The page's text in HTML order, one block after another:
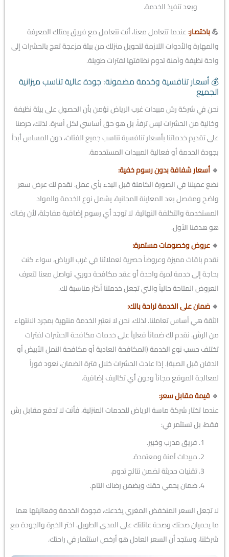
وبعد تنفيذ الخدمة.
💪باختصار:عندما تتعامل معنا، أنت تتعامل مع فريق يمتلك المعرفة
والمهارة والأدوات اللازمة لتحويل منزلك من بيئة مزعجة تعج بالحشرات إلى
واحة نظيفة وآمنة تدوم نظافتها لفترات طويلة.
💰 أسعار تنافسية وخدمة مضمونة: جودة عالية تناسب ميزانية
الجميع
نحن في شركة رش مبيدات غرب الرياض نؤمن بأن الحصول على بيئة نظيفة
وخالية من الحشرات ليس ترفاً، بل هو حق أساسي لكل أسرة. لذلك، حرصنا
على تقديم خدماتنا بأسعار تنافسية تناسب جميع الفئات، دون المساس أبداً
بجودة الخدمة أو فعالية المبيدات المستخدمة.
🔹أسعار شفافة بدون رسوم خفية:
نضع عميلنا في الصورة الكاملة قبل البدء بأي عمل. نقدم لك عرض سعر
واضح ومفصل بعد المعاينة المجانية، يشمل نوع الخدمة والمواد
المستخدمة والتكلفة النهائية. لا توجد أي رسوم إضافية مفاجئة، لأن رضاك
هو هدفنا الأول.
🔹عروض وخصومات مستمرة:
نقدم باقات مميزة وعروضاً حصرية لعملائنا في غرب الرياض، سواء كنت
بحاجة إلى خدمة لمرة واحدة أو عقد مكافحة دوري. تواصل معنا لتعرف
العروض المتاحة حالياً والتي تجعل خدمتنا أكثر مناسبة لك.
🔹ضمان على الخدمة لراحة بالك:
الثقة هي أساس تعاملنا. لذلك، نحن لا نعتبر الخدمة منتهية بمجرد الانتهاء
من الرش. نقدم لك ضماناً فعلياً على خدمات مكافحة الحشرات لفترات
تختلف حسب نوع الخدمة (المكافحة العادية أو مكافحة النمل الأبيض أو
الدفان قبل الصبة). إذا عادت الحشرات خلال فترة الضمان، نعود فوراً
لمعالجة الموقع مجاناً ودون أي تكاليف إضافية.
🔹 قيمة مقابل سعر:
عندما تختار شركة ماسة الرياض للخدمات المنزلية، فأنت لا تدفع مقابل رش
فقط، بل تستثمر في:
فريق مدرب وخبير.
مبيدات آمنة ومعتمدة.
تقنيات حديثة تضمن نتائج تدوم.
ضمان يحمي حقك ويضمن رضاك التام.
لا تجعل السعر المنخفض المغري يخدعك، فجودة الخدمة وفعاليتها هما
ما يحميان صحتك وصحة عائلتك على المدى الطويل. اختر الخبرة والجودة مع
شركتنا، وستجد أن السعر العادل هو أرخص استثمار في راحتك.